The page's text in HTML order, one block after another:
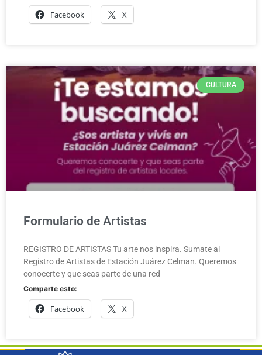
Facebook X
CULTURA
Formulario de Artistas
REGISTRO DE ARTISTAS Tu arte nos inspira. Sumate al
Registro de Artistas de Estación Juárez Celman. Queremos
conocerte y que seas parte de una red
Comparte esto:
Facebook X